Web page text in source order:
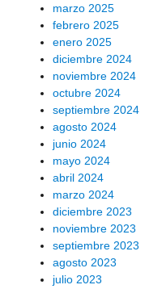
marzo 2025
febrero 2025
enero 2025
diciembre 2024
noviembre 2024
octubre 2024
septiembre 2024
agosto 2024
junio 2024
mayo 2024
abril 2024
marzo 2024
diciembre 2023
noviembre 2023
septiembre 2023
agosto 2023
julio 2023